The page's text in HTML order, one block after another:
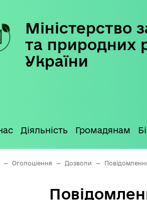
Міністерство
та природних
України
Діяльність Громадянам
— Оголошення — Дозволи —